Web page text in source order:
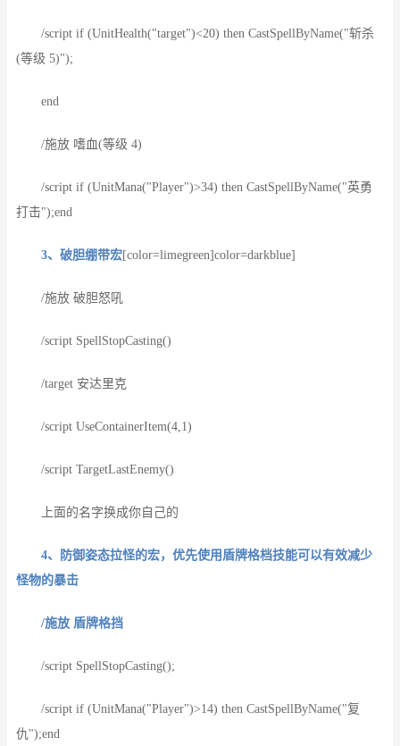
/script if (UnitHealth("target")<20) then CastSpellByName("斩杀
(等级 5)");
end
/施放 嗜血(等级 4)
/script if (UnitMana("Player")>34) then CastSpellByName("英勇
打击");end
3、破胆绷带宏[color=limegreen]color=darkblue]
/施放 破胆怒吼
/script SpellStopCasting()
/target 安达里克
/script UseContainerItem(4,1)
/script TargetLastEnemy()
上面的名字换成你自己的
4、防御姿态拉怪的宏，优先使用盾牌格档技能可以有效减少
怪物的暴击
/施放 盾牌格挡
/script SpellStopCasting();
/script if (UnitMana("Player")>14) then CastSpellByName("复
仇");end